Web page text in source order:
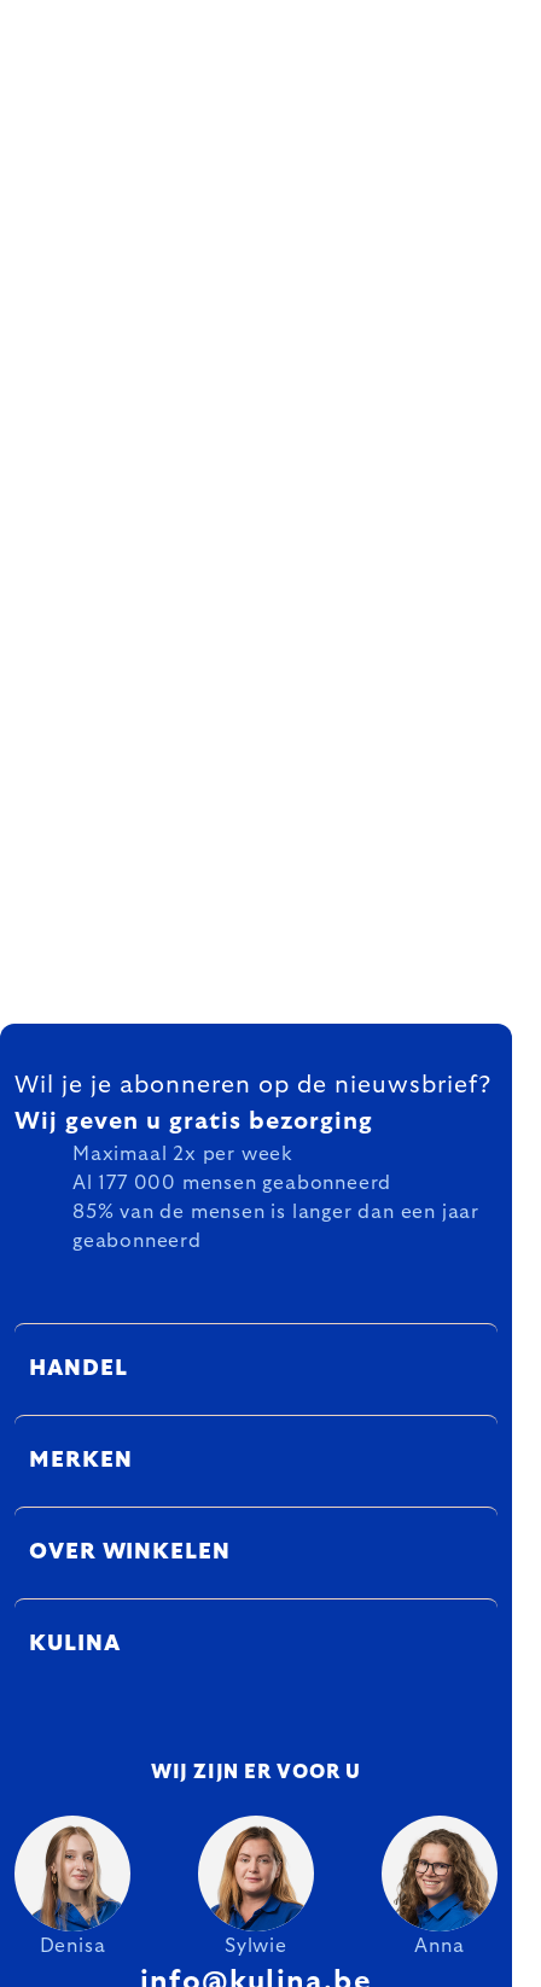
FOOTER
Wil je je abonneren op de nieuwsbrief?
Wij geven u gratis bezorging
Maximaal 2x per week
Al 177 000 mensen geabonneerd
85% van de mensen is langer dan een jaar
geabonneerd
HANDEL
MERKEN
OVER WINKELEN
KULINA
WIJ ZIJN ER VOOR U
Denisa Sylwie Anna